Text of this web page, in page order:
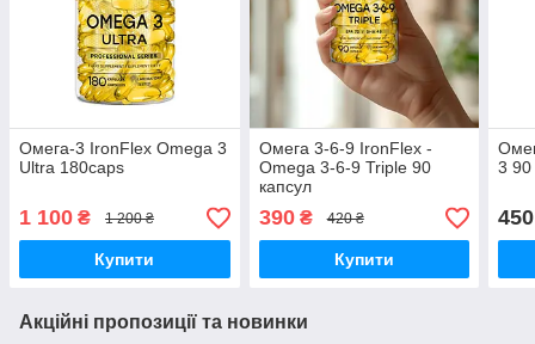
Омега-3 IronFlex Omega 3
Ultra 180caps
1 100 ₴ 1 200 ₴
Купити
Омега 3-6-9 IronFlex -
Omega 3-6-9 Triple 90
капсул
390₴ 420 ₴
Купити
3 90
450
Акційні пропозиції та новинки